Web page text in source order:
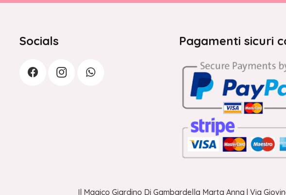
Socials Pagamenti sicuri
Il Magico Giardino Di Gambardella Marta Anna | Via